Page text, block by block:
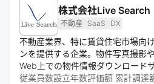
株式会社Live Search
不動産 SaaS DX
不動産業界、特に賃貸住宅市場向
ンを提供する企業。物件写真撮影
Web上での物件情報ダウンロード
プリ、空室一覧管理ツールなどを
従業員数設立年数評価額 累計調達